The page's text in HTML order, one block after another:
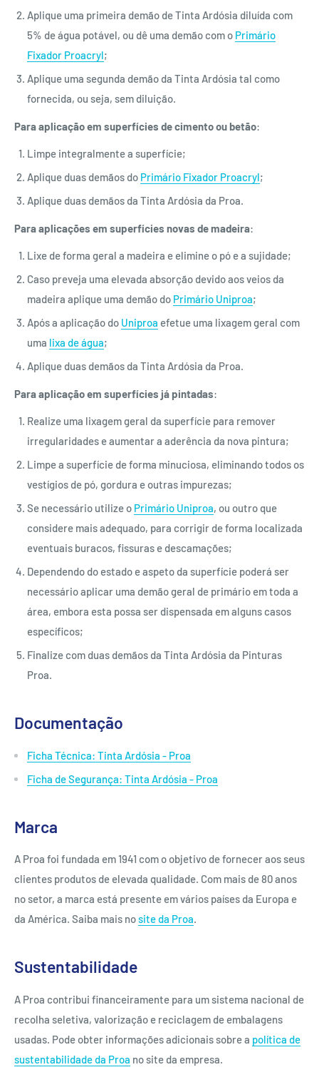
Aplique uma primeira demão de Tinta Ardósia diluída com
5% de água potável, ou dê uma demão com o Primário
Fixador Proacryl;
Aplique uma segunda demão da Tinta Ardósia tal como
fornecida, ou seja, sem diluição.
Para aplicação em superfícies de cimento ou betão:
Limpe integralmente a superfície;
Aplique duas demãos do Primário Fixador Proacryl;
Aplique duas demãos da Tinta Ardósia da Proa.
Para aplicações em superfícies novas de madeira:
Lixe de forma geral a madeira e elimine o pó e a sujidade;
Caso preveja uma elevada absorção devido aos veios da
madeira aplique uma demão do Primário Uniproa;
Após a aplicação do Uniproa efetue uma lixagem geral com
uma lixa de água;
Aplique duas demãos da Tinta Ardósia da Proa.
Para aplicação em superfícies já pintadas:
Realize uma lixagem geral da superfície para remover
irregularidades e aumentar a aderência da nova pintura;
Limpe a superfície de forma minuciosa, eliminando todos os
vestígios de pó, gordura e outras impurezas;
Se necessário utilize o Primário Uniproa, ou outro que
considere mais adequado, para corrigir de forma localizada
eventuais buracos, fissuras e descamações;
Dependendo do estado e aspeto da superfície poderá ser
necessário aplicar uma demão geral de primário em toda a
área, embora esta possa ser dispensada em alguns casos
específicos;
Finalize com duas demãos da Tinta Ardósia da Pinturas
Proa.
Documentação
Ficha Técnica: Tinta Ardósia - Proa
Ficha de Segurança: Tinta Ardósia - Proa
Marca
A Proa foi fundada em 1941 com o objetivo de fornecer aos seus
clientes produtos de elevada qualidade. Com mais de 80 anos
no setor, a marca está presente em vários países da Europa e
da América. Saiba mais nosite da Proa.
Sustentabilidade
A Proa contribui financeiramente para um sistema nacional de
recolha seletiva, valorização e reciclagem de embalagens
usadas. Pode obter informações adicionais sobre a política de
sustentabilidade da Proa no site da empresa.